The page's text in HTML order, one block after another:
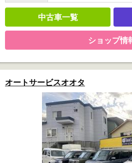
中古車一覧
ショップ情
オートサービスオオタ